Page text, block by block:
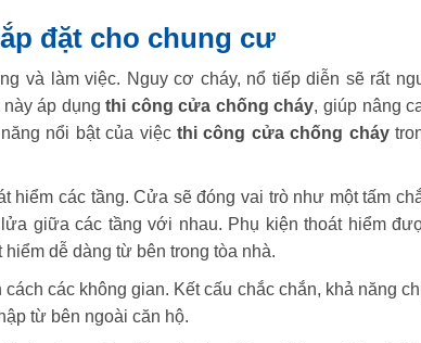
đặt cho chung cư
và làm việc. Nguy cơ cháy, nổ tiếp diễn sẽ rất
này áp dụngthi công cửa chống cháy, giúp nâng
nổi bật của việc thi công cửa chống cháy
hiểm các tầng. Cửa sẽ đóng vai trò như một tấm
giữa các tầng với nhau. Phụ kiện thoát hiểm
dễ dàng từ bên trong tòa nhà.
các không gian. Kết cấu chắc chắn, khả năng
từ bên ngoài căn hộ.